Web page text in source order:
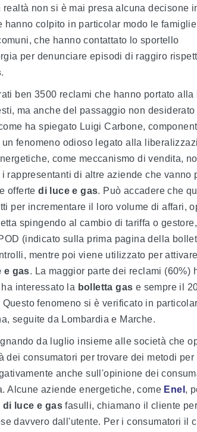
non si è mai presa alcuna decisone
hanno colpito in particolar modo le
che hanno contattato lo sportello
per denunciare episodi di raggiro
.
ben 3500 reclami che hanno portato alla
ma anche del passaggio non desiderato
ha spiegato Luigi Carbone,
fenomeno odioso legato alla
come meccanismo di vendita,
rappresentanti di altre aziende che vanno
offertedi luce e gas. Può accadere che
per incrementare il loro volume di affari,
spingendo al cambio di tariffa o
(indicato sulla prima pagina della
mentre poi viene utilizzato per
e gas. La maggior parte dei reclami (60%)
interessato la bolletta gas e sempre il
Questo fenomeno si è verificato in
seguite da Lombardia e Marche.
da luglio insieme alle società che
dei consumatori per trovare dei metodi per
anche sull'opinione dei
Alcune aziende energetiche, come Enel ,
luce e gas fasulli, chiamano il cliente per
davvero dall'utente. Per i consumatori il